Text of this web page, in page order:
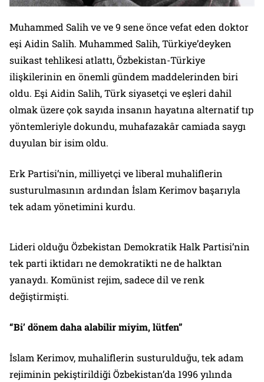
Muhammed Salih ve ve 9 sene önce vefat eden doktor
eşi Aidin Salih. Muhammed Salih, Türkiye’deyken
suikast tehlikesi atlattı, Özbekistan-Türkiye
ilişkilerinin en önemli gündem maddelerinden biri
oldu. Eşi Aidin Salih, Türk siyasetçi ve eşleri dahil
olmak üzere çok sayıda insanın hayatına alternatif tıp
yöntemleriyle dokundu, muhafazakâr camiada saygı
duyulan bir isim oldu.
Erk Partisi’nin, milliyetçi ve liberal muhaliflerin
susturulmasının ardından İslam Kerimov başarıyla
tek adam yönetimini kurdu.
Lideri olduğu Özbekistan Demokratik Halk Partisi’nin
tek parti iktidarı ne demokratikti ne de halktan
yanaydı. Komünist rejim, sadece dil ve renk
değiştirmişti.
“Bi’ dönem daha alabilir miyim, lütfen”
İslam Kerimov, muhaliflerin susturulduğu, tek adam
rejiminin pekiştirildiği Özbekistan’da 1996 yılında